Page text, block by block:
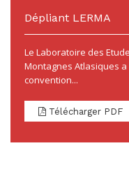
Dépliant LERMA
Le Laboratoire des
Montagnes Atlasiques
convention...
Télécharger PDF